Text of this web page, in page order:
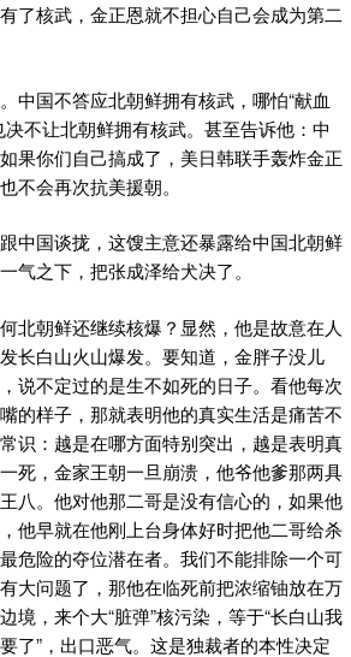
了核武，金正恩就不担心自己会成为第二
中国不答应北朝鲜拥有核武，哪怕“献血
不让北朝鲜拥有核武。甚至告诉他：中
果你们自己搞成了，美日韩联手轰炸金正
不会再次抗美援朝。
中国谈拢，这馊主意还暴露给中国北朝鲜
气之下，把张成泽给犬决了。
北朝鲜还继续核爆？显然，他是故意在人
长白山火山爆发。要知道，金胖子没儿
说不定过的是生不如死的日子。看他每次
的样子，那就表明他的真实生活是痛苦不
识：越是在哪方面特别突出，越是表明真
死，金家王朝一旦崩溃，他爷他爹那两具
八。他对他那二哥是没有信心的，如果他
他早就在他刚上台身体好时把他二哥给杀
危险的夺位潜在者。我们不能排除一个可
大问题了，那他在临死前把浓缩铀放在万
境，来个大“脏弹”核污染，等于“长白山我
了”，出口恶气。这是独裁者的本性决定